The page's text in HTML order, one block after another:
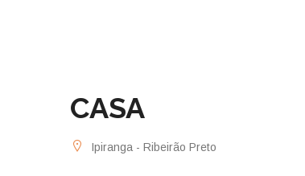
CASA
Ipiranga - Ribeirão Preto